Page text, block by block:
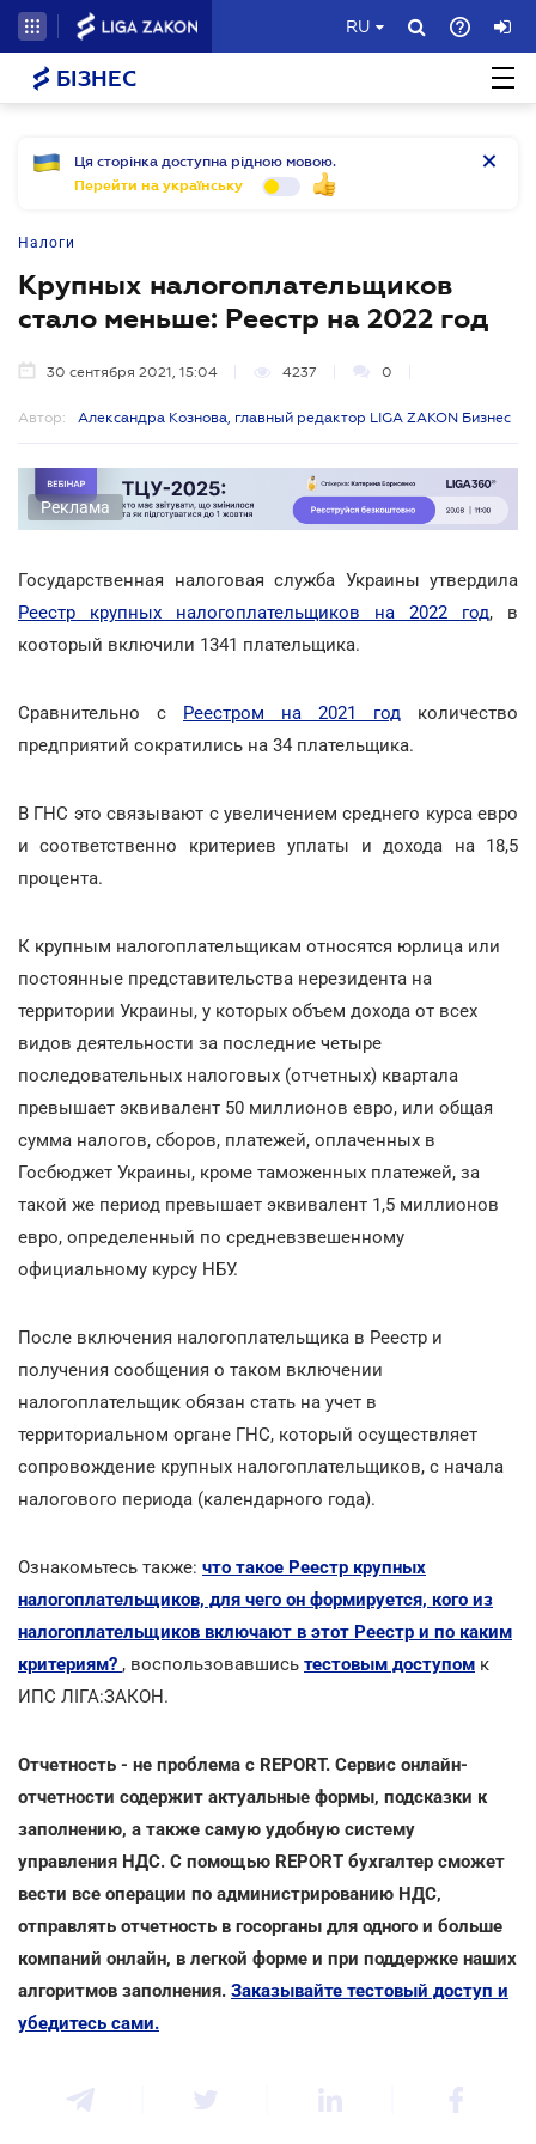
RU
БІЗНЕС
Ця сторінка доступна рідною мовою.
Перейти на українську
Налоги
Крупных налогоплательщиков
стало меньше: Реестр на 2022 год
30 сентября 2021, 15:04 4237 0
Автор: Александра Кознова, главный редактор LIGA ZAKON Бизнес
Реклама
Государственная налоговая служба Украины утвердила
Реестр крупных налогоплательщиков на 2022 год, в
кооторый включили 1341 плательщика.
Сравнительно с Реестром на 2021 год количество
предприятий сократились на 34 плательщика.
В ГНС это связывают с увеличением среднего курса евро
и соответственно критериев уплаты и дохода на 18,5
процента.
К крупным налогоплательщикам относятся юрлица или
постоянные представительства нерезидента на
территории Украины, у которых объем дохода от всех
видов деятельности за последние четыре
последовательных налоговых (отчетных) квартала
превышает эквивалент 50 миллионов евро, или общая
сумма налогов, сборов, платежей, оплаченных в
Госбюджет Украины, кроме таможенных платежей, за
такой же период превышает эквивалент 1,5 миллионов
евро, определенный по средневзвешенному
официальному курсу НБУ.
После включения налогоплательщика в Реестр и
получения сообщения о таком включении
налогоплательщик обязан стать на учет в
территориальном органе ГНС, который осуществляет
сопровождение крупных налогоплательщиков, с начала
налогового периода (календарного года).
Ознакомьтесь также: что такое Реестр крупных
налогоплательщиков, для чего он формируется, кого из
налогоплательщиков включают в этот Реестр и по каким
критериям? , воспользовавшись тестовым доступом к
ИПС ЛІГА:ЗАКОН.
Отчетность - не проблема с REPORT. Сервис онлайн-
отчетности содержит актуальные формы, подсказки к
заполнению, а также самую удобную систему
управления НДС. С помощью REPORT бухгалтер сможет
вести все операции по администрированию НДС,
отправлять отчетность в госорганы для одного и больше
компаний онлайн, в легкой форме и при поддержке наших
алгоритмов заполнения. Заказывайте тестовый доступ и
убедитесь сами.